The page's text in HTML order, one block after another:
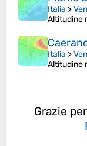
Italia >
Altitudine
Italia >
Altitudine
Grazie